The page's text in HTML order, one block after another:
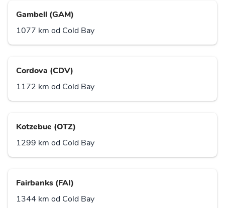
Gambell (GAM)
1077 km od Cold Bay
Cordova (CDV)
1172 km od Cold Bay
Kotzebue (OTZ)
1299 km od Cold Bay
Fairbanks (FAI)
1344 km od Cold Bay